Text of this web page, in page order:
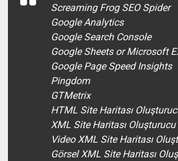
Screaming Frog SEO Spider
Google Analytics
Google Search Console
Google Sheets or Microsoft
Google Page Speed Insights
Pingdom
GTMetrix
HTML Site Haritası
XML Site Haritası Oluşturucu
Video XML Site Haritası
Görsel XML Site Haritası